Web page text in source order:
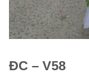
ĐC – V58